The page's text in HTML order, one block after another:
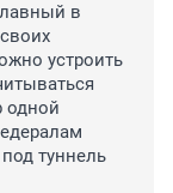
в
устроить
одной
туннель